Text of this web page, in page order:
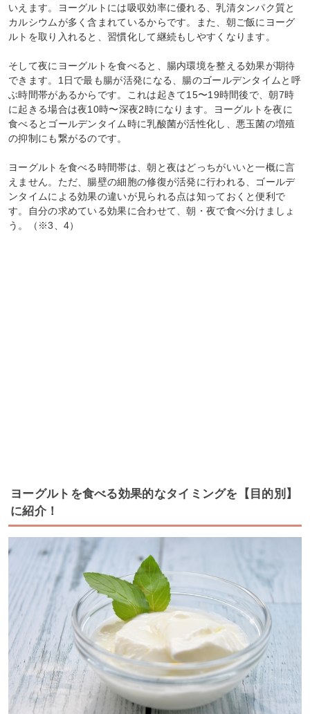
いえます。ヨーグルトには吸収効率に優れる、乳清タンパク質と
カルシウムが多く含まれているからです。また、朝ご飯にヨーグ
ルトを取り入れると、習慣化して継続もしやすくなります。
そして夜にヨーグルトを食べると、腸内環境を整える効果が期待
できます。1日で最も腸が活発になる、腸のゴールデンタイムと呼
ぶ時間帯があるからです。これは起きて15〜19時間後で、朝7時
に起きる場合は夜10時〜深夜2時になります。ヨーグルトを夜に
食べるとゴールデンタイム時に乳酸菌が活性化し、悪玉菌の増殖
の抑制にも繋がるのです。
ヨーグルトを食べる時間帯は、朝と夜はどっちがいいと一概に言
えません。ただ、腸壁の細胞の修復が活発に行われる、ゴールデ
ンタイムによる効果の違いが見られる点は知っておくと便利で
す。自分の求めている効果に合わせて、朝・夜で食べ分けましょ
う。（※3、4）
ヨーグルトを食べる効果的なタイミングを【目的別】
に紹介！